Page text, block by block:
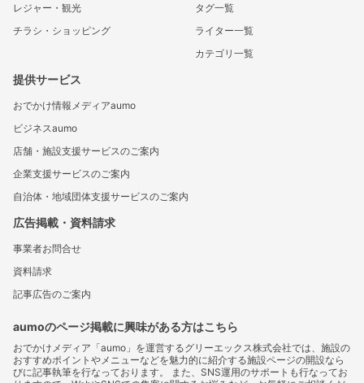
レジャー・観光
チラシ・ショッピング
タグ一覧
ライター一覧
カテゴリ一覧
提供サービス
おでかけ情報メディアaumo
ビジネスaumo
店舗・施設支援サービスのご案内
企業支援サービスのご案内
自治体・地域団体支援サービスのご案内
広告掲載・資料請求
事業者お問合せ
資料請求
記事広告のご案内
aumoのページ掲載に興味がある方はこちら
おでかけメディア「aumo」を運営するグリーエックス株式会社では、施設の
おすすめポイントやメニューなどを魅力的に紹介する施設ページの開設なら
びに記事執筆を行なっております。 また、SNS運用のサポートも行なってお